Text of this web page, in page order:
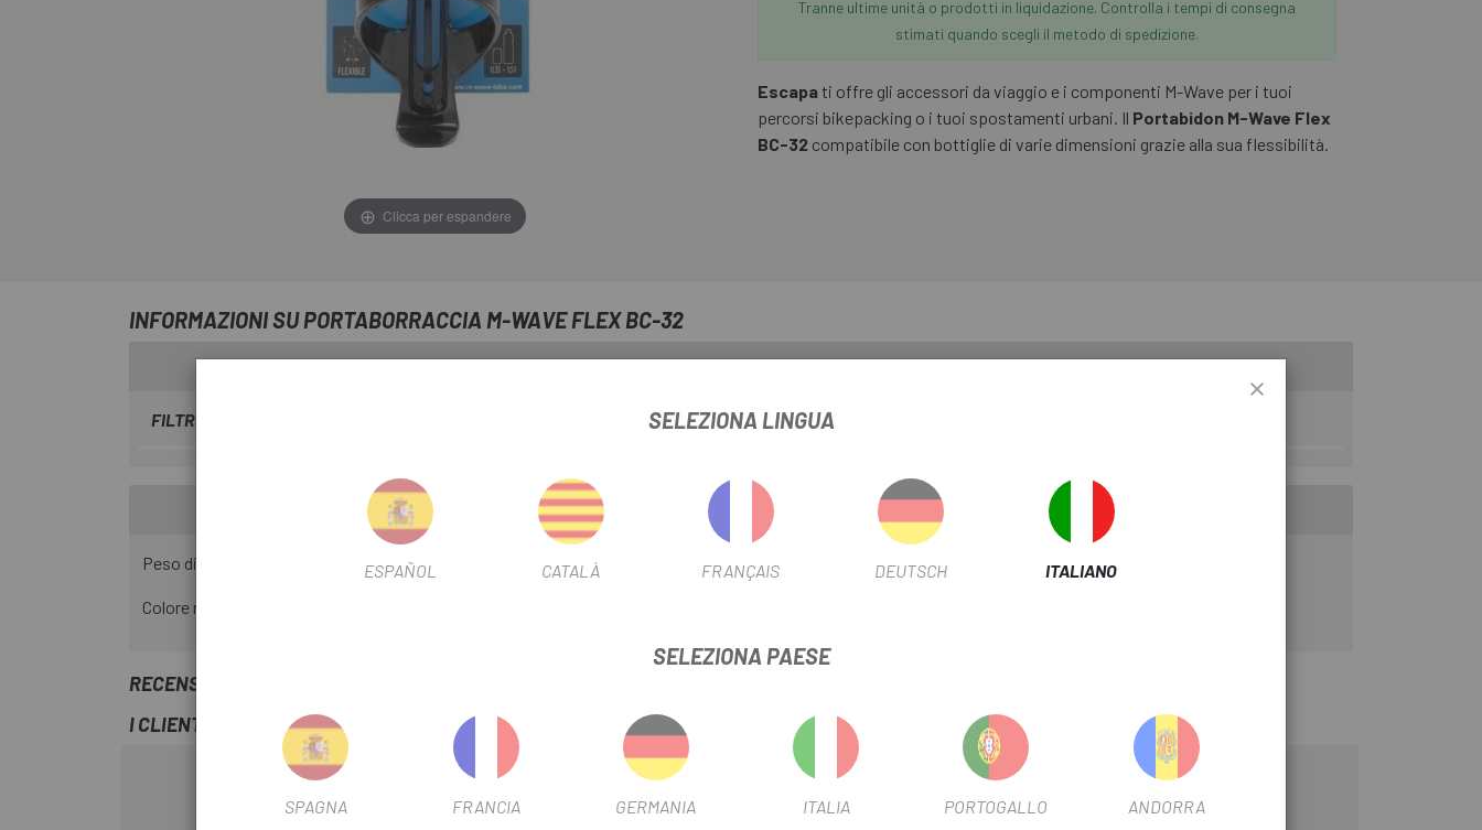
Clicca per espandere
Tranne ultime unità o prodotti in liquidazione. Controlla i tempi di consegna
stimati quando scegli il metodo di spedizione.
Escapati offre gli accessori da viaggio e i componenti M-Wave per i tuoi
percorsi bikepacking o i tuoi spostamenti urbani. Il Portabidon M-Wave Flex
BC-32 compatibile con bottiglie di varie dimensioni grazie alla sua flessibilità.
INFORMAZIONI SU PORTABORRACCIA M-WAVE FLEX BC-32
SCHEDA PRODOTTO
FILTRO STAGIONALE POSIZIONE DEL FILTRO
INFORMAZIONI SUL PRODOTTO
Peso di 32 g
Colore nero
RECENSIONI TRUSTED SHOPS
I CLIENTI CHE HANNO ACQUISTATO QUESTO PRODOTTO HANNO COMPRATO ANCHE:
-18%
SELEZIONA LINGUA
ESPAÑOL CATALÀ FRANÇAIS DEUTSCH ITALIANO
SELEZIONA PAESE
SPAGNA FRANCIA GERMANIA ITALIA PORTOGALLO ANDORRA